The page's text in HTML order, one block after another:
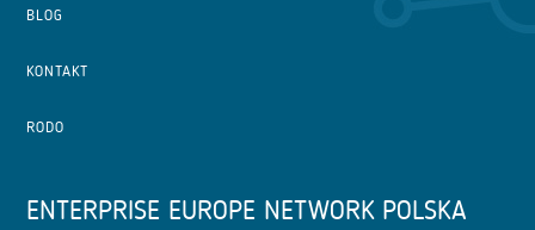
BLOG
KONTAKT
RODO
ENTERPRISE EUROPE NETWORK POLSKA